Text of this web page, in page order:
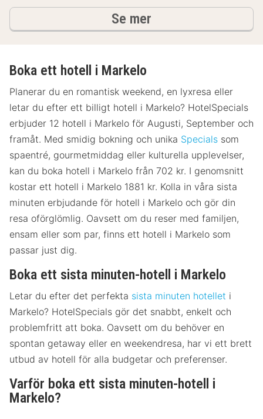
Se mer
Boka ett hotell i Markelo
Planerar du en romantisk weekend, en lyxresa eller
letar du efter ett billigt hotell i Markelo? HotelSpecials
erbjuder 12 hotell i Markelo för Augusti, September och
framåt. Med smidig bokning och unika Specials som
spaentré, gourmetmiddag eller kulturella upplevelser,
kan du boka hotell i Markelo från 702 kr. I genomsnitt
kostar ett hotell i Markelo 1881 kr. Kolla in våra sista
minuten erbjudande för hotell i Markelo och gör din
resa oförglömlig. Oavsett om du reser med familjen,
ensam eller som par, finns ett hotell i Markelo som
passar just dig.
Boka ett sista minuten-hotell i Markelo
Letar du efter det perfekta sista minuten hotellet i
Markelo? HotelSpecials gör det snabbt, enkelt och
problemfritt att boka. Oavsett om du behöver en
spontan getaway eller en weekendresa, har vi ett brett
utbud av hotell för alla budgetar och preferenser.
Varför boka ett sista minuten-hotell i
Markelo?